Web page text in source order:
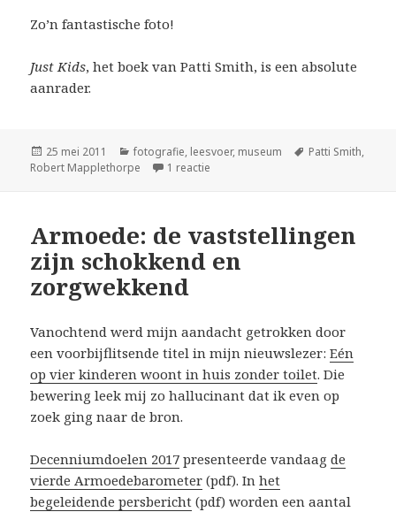
Zo’n fantastische foto!
Just Kids, het boek van Patti Smith, is een absolute
aanrader.
Geplaatst
op
25 mei 2011 Categorieën
fotografie, leesvoer, museum Tags
Patti Smith,
Robert Mapplethorpe
1 reactie
Armoede: de vaststellingen
zijn schokkend en
zorgwekkend
Vanochtend werd mijn aandacht getrokken door
een voorbijflitsende titel in mijn nieuwslezer:Eén
op vier kinderen woont in huis zonder toilet. Die
bewering leek mij zo hallucinant dat ik even op
zoek ging naar de bron.
Decenniumdoelen 2017 presenteerde vandaagde
vierde Armoedebarometer (pdf). Inhet
begeleidende persbericht (pdf) worden een aantal